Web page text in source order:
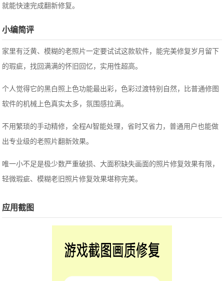
就能快速完成翻新修复。
小编简评
家里有泛黄、模糊的老照片一定要试试这款软件，能完美修复岁月留下
的瑕疵，找回满满的怀旧回忆，实用性超高。
个人觉得它的黑白照上色功能最出彩，色彩过渡特别自然，比普通修图
软件的机械上色真实太多，氛围感拉满。
不用繁琐的手动精修，全程AI智能处理，省时又省力，普通用户也能做
出专业级的老照片翻新效果。
唯一小不足是极少数严重破损、大面积缺失画面的照片修复效果有限，
轻微瑕疵、模糊老旧照片修复效果堪称完美。
应用截图